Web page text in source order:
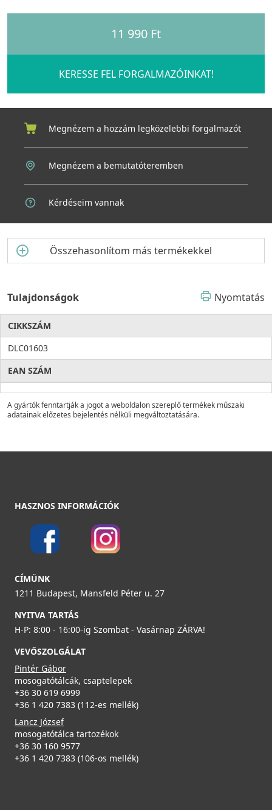
Tárolja a terméket az eredeti és hermetikusan lezárt
11 990 Ft
KERESSE FEL FORGALMAZÓINKAT!
Megnézem a hozzám legközelebbi forgalmazót
Megnézem a bemutatóteremben
Kérdéseim vannak
Összehasonlítom más termékekkel
Tulajdonságok Nyomtatás
CIKKSZÁM
DLC01603
EAN SZÁM
A gyártók fenntartják a jogot a weboldalon szereplő termékek műszaki
adatainak előzetes bejelentés nélküli megváltoztatására.
HASZNOS INFORMÁCIÓK
CÍMÜNK
1211 Budapest, Mansfeld Péter u. 27
NYITVA TARTÁS
H-P: 8:00 - 16:00-ig Szombat - Vasárnap ZÁRVA!
VEVŐSZOLGÁLAT
Pintér Gábor
mosogatótálcák, csaptelepek
+36 30 619 6999
+36 1 420 7383 (112-es mellék)
Lancz József
mosogatótálca tartozékok
+36 30 160 9577
+36 1 420 7383 (106-os mellék)